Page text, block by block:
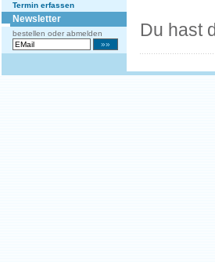
Termin erfassen
Newsletter
bestellen oder abmelden Du hast